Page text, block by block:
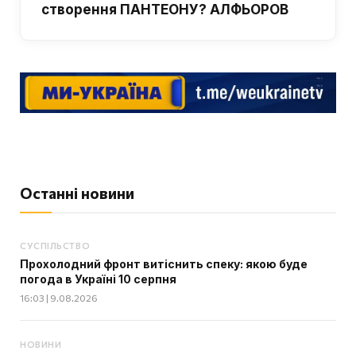
створення ПАНТЕОНУ? АЛФЬОРОВ
Останні новини
СУСПІЛЬСТВО
Прохолодний фронт витіснить спеку: якою буде
погода в Україні 10 серпня
16:03 | 9.08.2026
НОВИНИ